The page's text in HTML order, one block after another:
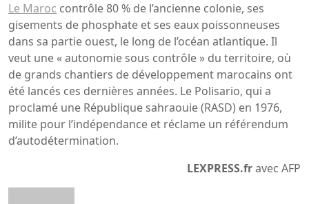
Le Maroc contrôle 80 % de l’ancienne colonie, ses
gisements de phosphate et ses eaux poissonneuses
dans sa partie ouest, le long de l’océan atlantique. Il
veut une « autonomie sous contrôle » du territoire, où
de grands chantiers de développement marocains ont
été lancés ces dernières années. Le Polisario, qui a
proclamé une République sahraouie (RASD) en 1976,
milite pour l’indépendance et réclame un référendum
d’autodétermination.
LEXPRESS.fravec AFP